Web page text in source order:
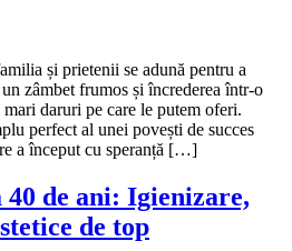
și prietenii se adună pentru a
zâmbet frumos și încrederea într-o
daruri pe care le putem oferi.
perfect al unei povești de succes
a început cu speranță […]
40 de ani: Igienizare,
de top